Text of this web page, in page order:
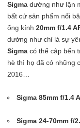
Sigma dường như lặn
bất cứ sản phẩm nổi
ống kính 20mm f/1.4
dường như chỉ là sự
Sigma có thể cập bến
hè thì họ đã có những
2016…
Sigma 85mm f/1.4
Sigma 24-70mm f/